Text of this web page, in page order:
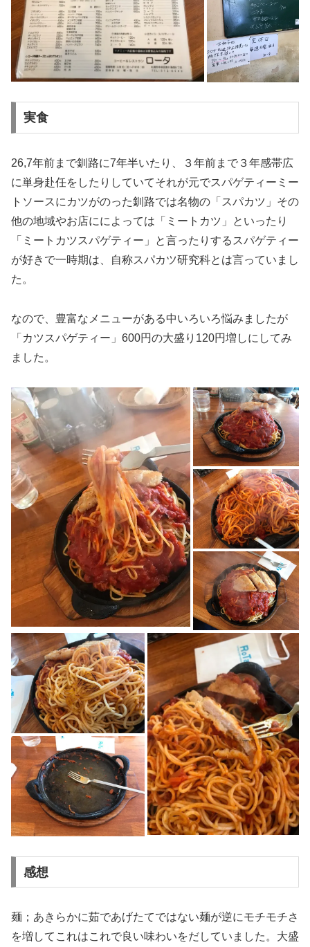
実食
26,7年前まで釧路に7年半いたり、３年前まで３年感帯広
に単身赴任をしたりしていてそれが元でスパゲティーミー
トソースにカツがのった釧路では名物の「スパカツ」その
他の地域やお店にによっては「ミートカツ」といったり
「ミートカツスパゲティー」と言ったりするスパゲティー
が好きで一時期は、自称スパカツ研究科とは言っていまし
た。
なので、豊富なメニューがある中いろいろ悩みましたが
「カツスパゲティー」600円の大盛り120円増しにしてみ
ました。
感想
麺；あきらかに茹であげたてではない麺が逆にモチモチさ
を増してこれはこれで良い味わいをだしていました。大盛